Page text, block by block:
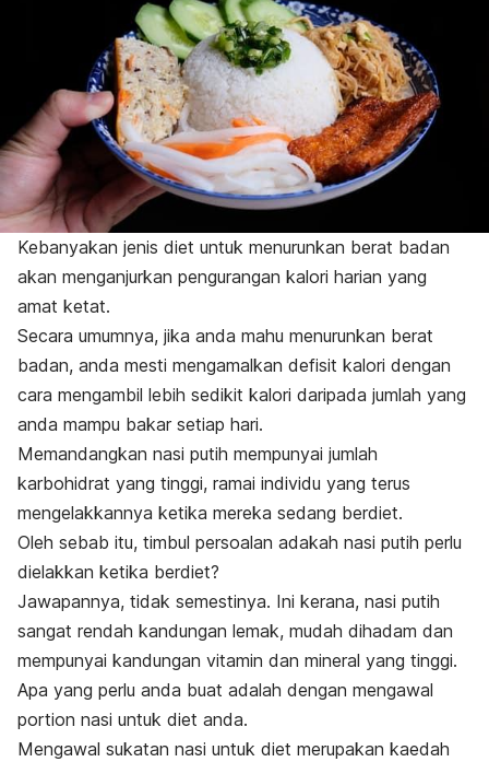
Kebanyakan jenis diet untuk menurunkan berat badan
akan menganjurkan pengurangan kalori harian yang
amat ketat.
Secara umumnya, jika anda mahu menurunkan berat
badan, anda mesti mengamalkan defisit kalori dengan
cara mengambil lebih sedikit kalori daripada jumlah yang
anda mampu bakar setiap hari.
Memandangkan nasi putih mempunyai jumlah
karbohidrat yang tinggi, ramai individu yang terus
mengelakkannya ketika mereka sedang berdiet.
Oleh sebab itu, timbul persoalan adakah nasi putih perlu
dielakkan ketika berdiet?
Jawapannya, tidak semestinya. Ini kerana, nasi putih
sangat rendah kandungan lemak, mudah dihadam dan
mempunyai kandungan vitamin dan mineral yang tinggi.
Apa yang perlu anda buat adalah dengan mengawal
portion nasi untuk diet anda.
Mengawal sukatan nasi untuk diet merupakan kaedah